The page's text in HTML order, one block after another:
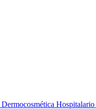
Dermocosmética Hospitalario